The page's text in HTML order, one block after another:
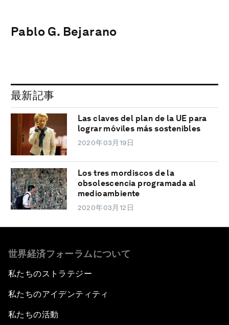
Pablo G. Bejarano
最新記事
Las claves del plan de la UE para
lograr móviles más sostenibles
2020年03月19日
Los tres mordiscos de la
obsolescencia programada al
medioambiente
2020年03月12日
世界経済フォーラムについて
私たちのストラテジー
私たちのアイデンティティ
私たちの活動